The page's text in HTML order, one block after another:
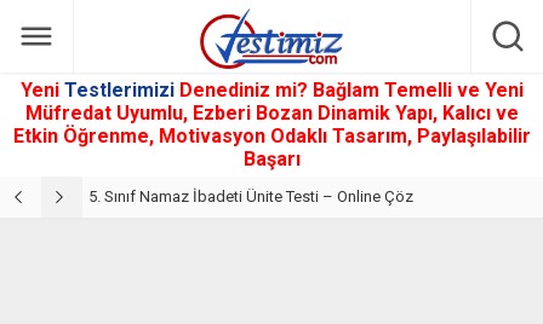
Yeni Testlerimizi Denediniz mi? Bağlam Temelli ve Yeni
Müfredat Uyumlu, Ezberi Bozan Dinamik Yapı, Kalıcı ve
Etkin Öğrenme, Motivasyon Odaklı Tasarım, Paylaşılabilir
Başarı
5. Sınıf Namaz İbadeti Ünite Testi – Online Çöz